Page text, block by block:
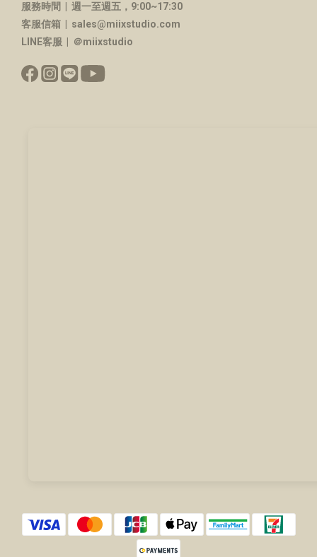
服務時間 | 週一至週五，9:00~17:30
客服信箱 | sales@miixstudio.com
LINE客服 | ＠miixstudio